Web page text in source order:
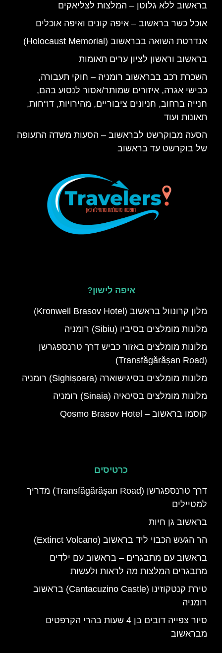
בראשוב ללא גלוטן – המלצות לצליאקים
אוכל כשר בראשוב – איפה קונים ואיפה אוכלים
אנדרטת השואה בבראשוב (Holocaust Memorial)
בראשוב וראשון לציון ערים תאומות
השכרת רכב בבראשוב רומניה – חוקי תעבורה,
כבישי אגרה, איזורים שמותר/אסור לנסוע בהם,
חנייה ברחוב, חניונים ציבוריים, מהירויות, דו"חות,
תאונות ועוד
הסעה מבוקרשט לבראשוב – הסעות משדה התעופה
של בוקרשט עד בראשוב
איפה לישון?
מלון קרונוול בראשוב (Kronwell Brasov Hotel)
מלונות מומלצים בסיביו (Sibiu) רומניה
מלונות מומלצים באזור כביש דרך טרנספגרשן
(Transfăgărășan Road)
מלונות מומלצים בסיגישוארה (Sighișoara) רומניה
מלונות מומלצים בסינאיה (Sinaia) רומניה
קוסמו בראשוב – Qosmo Brasov Hotel
כרטיסים
דרך טרנספגרשן (Transfăgărășan Road) מדריך
למטיילים
בראשוב גן חיות
הר הגעש הכבוי ליד בראשוב (Extinct Volcano)
בראשוב עם מתבגרים – בראשוב עם ילדים
מתבגרים המלצות מה לראות ולעשות
טירת קנטקוזינו (Cantacuzino Castle) בראשוב
רומניה
סיור צפייה דובים בן 4 שעות בהרי הקרפטים
מבראשוב